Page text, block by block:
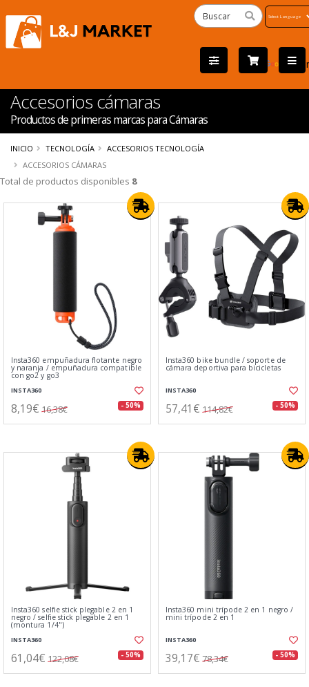
by
Accesorios cámaras
Productos de primeras marcas para Cámaras
INICIO TECNOLOGÍA
ACCESORIOS TECNOLOGÍA
ACCESORIOS CÁMARAS
Total de productos disponibles 8
Insta360 empuñadura flotante negro
y naranja / empuñadura compatible
con go2 y go3
INSTA360
8,19€ 16,38€ - 50%
Insta360 bike bundle / soporte de
cámara deportiva para bicicletas
INSTA360
57,41€ 114,82€ - 50%
Insta360 selfie stick plegable 2 en 1
negro / selfie stick plegable 2 en 1
(montura 1/4")
INSTA360
61,04€ 122,08€ - 50%
Insta360 mini trípode 2 en 1 negro /
mini trípode 2 en 1
INSTA360
39,17€ 78,34€ - 50%